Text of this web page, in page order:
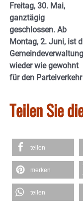
Freitag, 30. Mai,
ganztägig
geschlossen. Ab
Montag, 2. Juni, ist
Gemeindeverwaltung
wieder wie gewohnt
für den
Teilen Sie
teilen
merken
teilen